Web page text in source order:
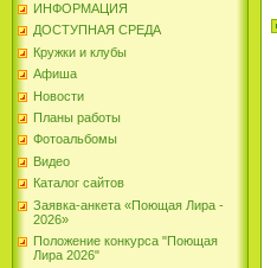
ИНФОРМАЦИЯ
ДОСТУПНАЯ СРЕДА
Кружки и клубы
Афиша
Новости
Планы работы
Фотоальбомы
Видео
Каталог сайтов
Заявка-анкета «Поющая Лира -
2026»
Положение конкурса "Поющая
Лира 2026"